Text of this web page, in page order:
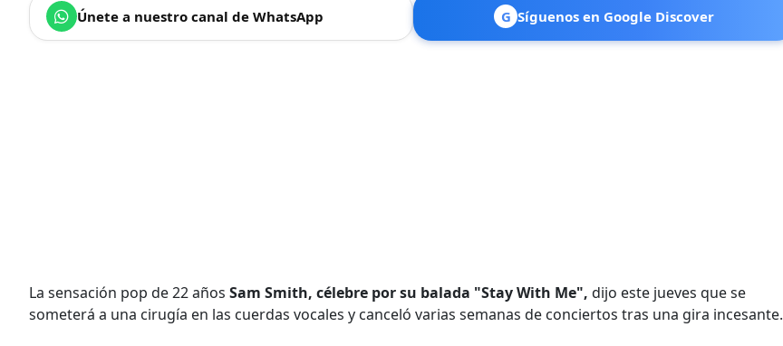
Únete a nuestro canal de WhatsApp G Síguenos en Google Discover
La sensación pop de 22 años Sam Smith, célebre por su balada "Stay With Me", dijo este jueves que se
someterá a una cirugía en las cuerdas vocales y canceló varias semanas de conciertos tras una gira incesante.